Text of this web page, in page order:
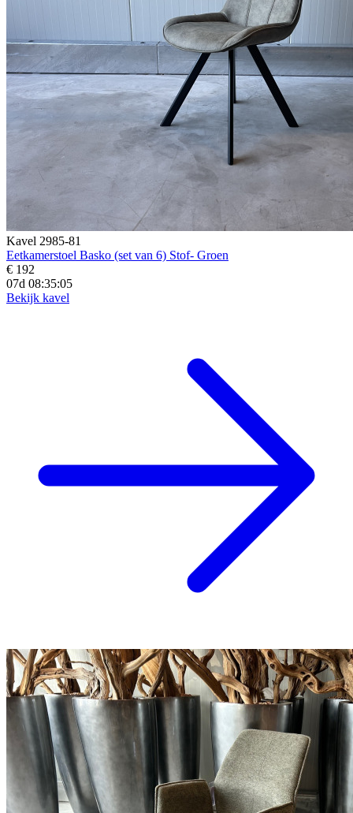
Kavel 2985-81
Eetkamerstoel Basko (set van 6) Stof- Groen
€ 192
07d 08:35:04
Bekijk kavel